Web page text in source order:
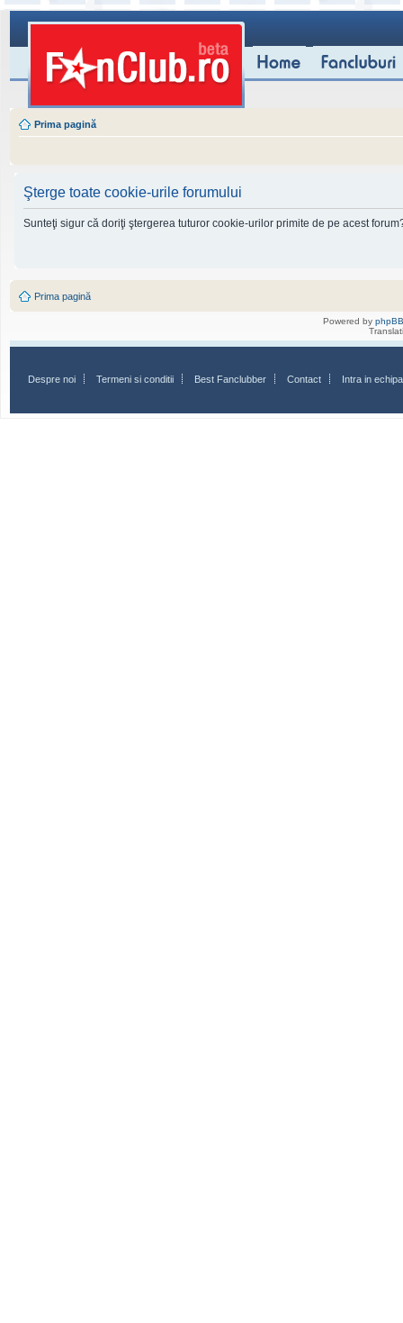
Prima pagină
Şterge toate cookie-urile forumului
Sunteţi sigur că doriţi ştergerea tuturor cookie-urilor primite de pe acest
Prima pagină
Powered by phpBB
Despre noi Termeni si conditii Best Fanclubber Contact Intra in